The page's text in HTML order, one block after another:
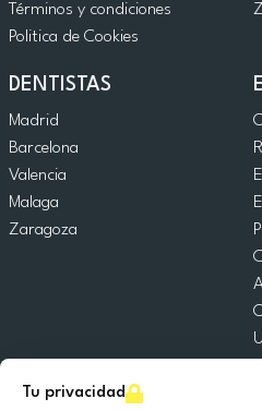
Tu privacidad
Términos y condiciones
Politica de Cookies
DENTISTAS
Madrid
Barcelona
Valencia
Malaga
Zaragoza